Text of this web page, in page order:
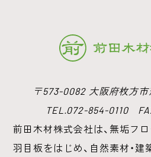
〒573-0082 大阪府枚方
TEL.072-854-0110
前田木材株式会社は、無垢フロ
羽目板をはじめ、 自然素材・建